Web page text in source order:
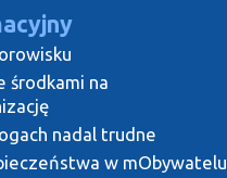
środkami na
nadal trudne
w mObywatelu